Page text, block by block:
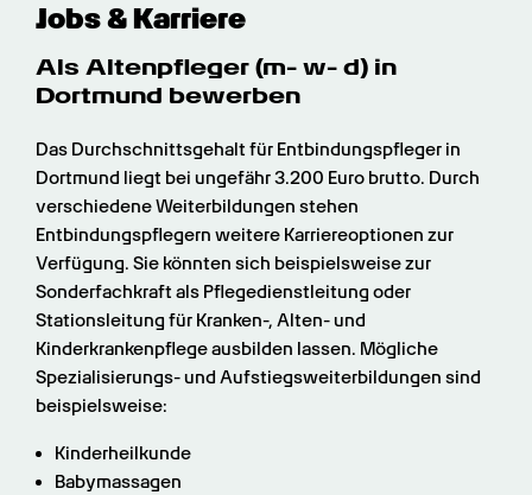
Jobs & Karriere
Als Altenpfleger (m- w- d) in
Dortmund bewerben
Das Durchschnittsgehalt für Entbindungspfleger in
Dortmund liegt bei ungefähr 3.200 Euro brutto. Durch
verschiedene Weiterbildungen stehen
Entbindungspflegern weitere Karriereoptionen zur
Verfügung. Sie könnten sich beispielsweise zur
Sonderfachkraft als Pflegedienstleitung oder
Stationsleitung für Kranken-, Alten- und
Kinderkrankenpflege ausbilden lassen. Mögliche
Spezialisierungs- und Aufstiegsweiterbildungen sind
beispielsweise:
Kinderheilkunde
Babymassagen